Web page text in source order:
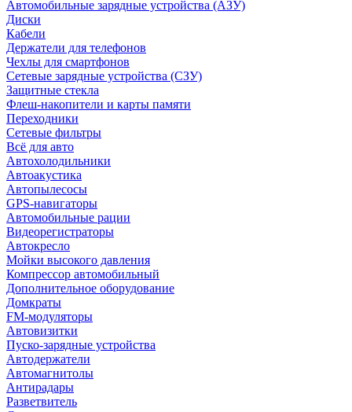
Автомобильные зарядные устройства (АЗУ)
Диски
Кабели
Держатели для телефонов
Чехлы для смартфонов
Сетевые зарядные устройства (СЗУ)
Защитные стекла
Флеш-накопители и карты памяти
Переходники
Сетевые фильтры
Всё для авто
Автохолодильники
Автоакустика
Автопылесосы
GPS-навигаторы
Автомобильные рации
Видеорегистраторы
Автокресло
Мойки высокого давления
Компрессор автомобильный
Дополнительное оборудование
Домкраты
FM-модуляторы
Автовизитки
Пуско-зарядные устройства
Автодержатели
Автомагнитолы
Антирадары
Разветвитель